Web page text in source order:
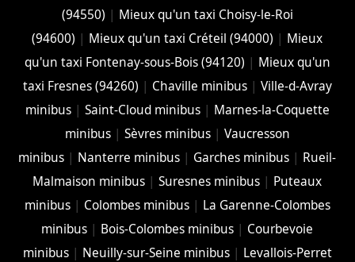
(94550) | Mieux qu'un taxi Choisy-le-Roi
(94600) | Mieux qu'un taxi Créteil (94000) | Mieux
qu'un taxi Fontenay-sous-Bois (94120) | Mieux qu'un
taxi Fresnes (94260) | Chaville minibus| Ville-d-Avray
minibus| Saint-Cloud minibus| Marnes-la-Coquette
minibus| Sèvres minibus| Vaucresson
minibus | Nanterre minibus | Garches minibus | Rueil-
Malmaison minibus |Suresnes minibus | Puteaux
minibus| Colombes minibus| La Garenne-Colombes
minibus | Bois-Colombes minibus | Courbevoie
minibus| Neuilly-sur-Seine minibus| Levallois-Perret